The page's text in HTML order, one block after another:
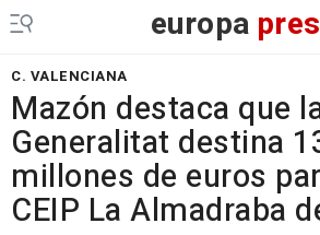
europa
C. VALENCIANA
Mazón destaca que
Generalitat destina
millones de euros
CEIP La Almadraba